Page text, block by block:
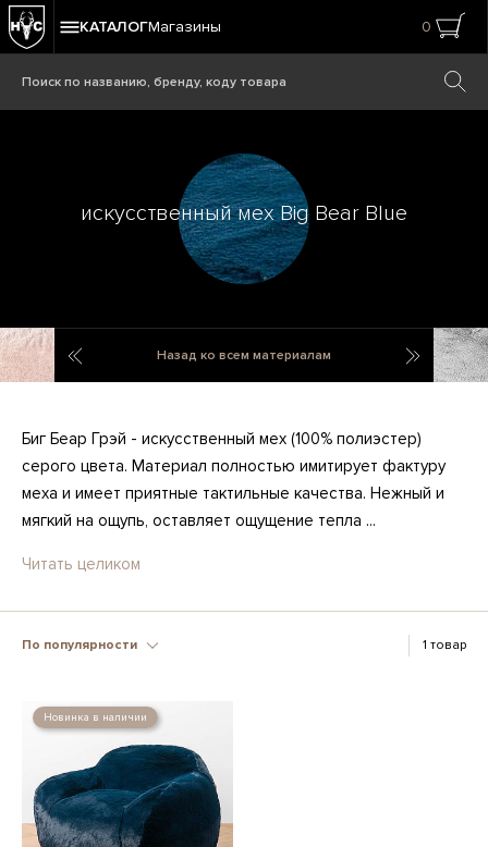
КАТАЛОГМагазины 0
искусственный мех Big Bear Blue
искусственный мех Big Bear Pink
Назад ко всем материалам
Биг Беар Грэй - искусственный мех (100% полиэстер)
серого цвета. Материал полностью имитирует фактуру
меха и имеет приятные тактильные качества. Нежный и
мягкий на ощупь, оставляет ощущение тепла ...
Читать целиком
По популярности 1 товар
Новинка в наличии